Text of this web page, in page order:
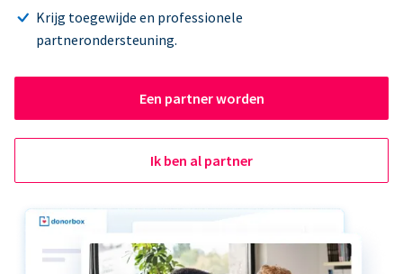
Krijg toegewijde en professionele
partnerondersteuning.
Een partner worden
Ik ben al partner